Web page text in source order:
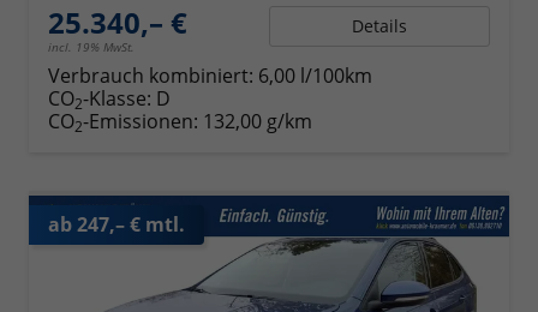
25.340,– €
incl. 19% MwSt.
Details
Verbrauch kombiniert: 6,00 l/100km
CO2-Klasse: D
CO2-Emissionen: 132,00 g/km
ab 247,– € mtl.